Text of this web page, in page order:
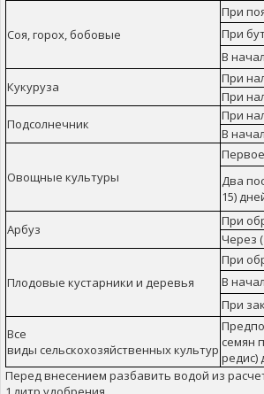
Соя, горох бобовые
При
При
В
Кукуруза
При
При
Подсолнечник
При
В
Овощные культуры
Два
15)
Арбуз
При
Через (
Плодовые кустарники и деревья
При
В
При
Все
виды сельскохозяйственныхкультур семян
редис)
Перед внесением разбавить водой из